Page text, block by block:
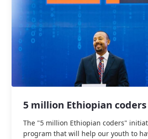
5 million Ethiopian coders
The "5 million Ethiopian coders"
program that will help our youth to